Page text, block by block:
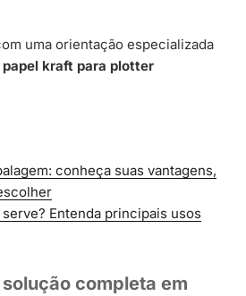
uma orientação especializada
papel kraft para plotter
conheça suas vantagens,
Entenda principais usos
completa em